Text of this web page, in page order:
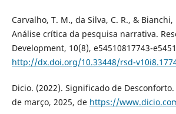
Carvalho, T. M., da Silva, C. R., & Bianchi,
Análise crítica da pesquisa narrativa.
Development, 10(8), e54510817743-
http://dx.doi.org/10.33448/rsd-
Dicio. (2022). Significado de
de março, 2025, de https://